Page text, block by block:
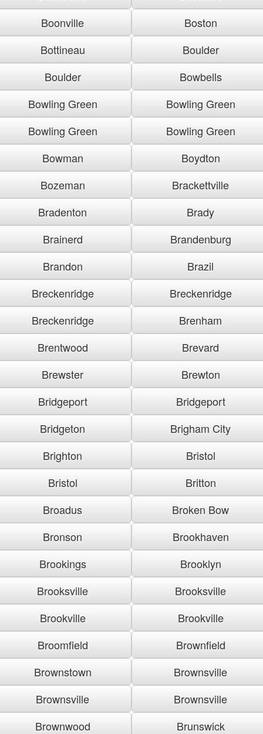
Boonville
Boston
Bottineau
Boulder
Boulder
Bowbells
Bowling Green
Bowling Green
Bowling Green
Bowling Green
Bowman
Boydton
Bozeman
Brackettville
Bradenton
Brady
Brainerd
Brandenburg
Brandon
Brazil
Breckenridge
Breckenridge
Breckenridge
Brenham
Brentwood
Brevard
Brewster
Brewton
Bridgeport
Bridgeport
Bridgeton
Brigham City
Brighton
Bristol
Bristol
Britton
Broadus
Broken Bow
Bronson
Brookhaven
Brookings
Brooklyn
Brooksville
Brooksville
Brookville
Brookville
Broomfield
Brownfield
Brownstown
Brownsville
Brownsville
Brownsville
Brownwood
Brunswick